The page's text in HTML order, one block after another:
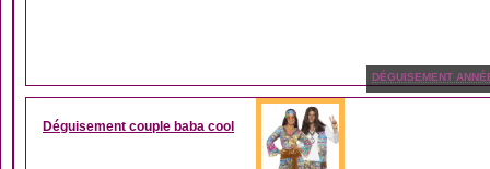
DÉGUISEMENT
Déguisement couple baba cool